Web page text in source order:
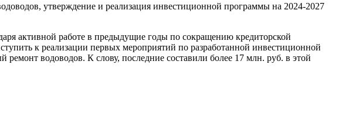
утверждение и реализация инвестиционной программы на 2024-2027
активной работе в предыдущие годы по сокращению кредиторской
к реализации первых мероприятий по разработанной инвестиционной
водоводов. К слову, последние составили более 17 млн. руб. в этой